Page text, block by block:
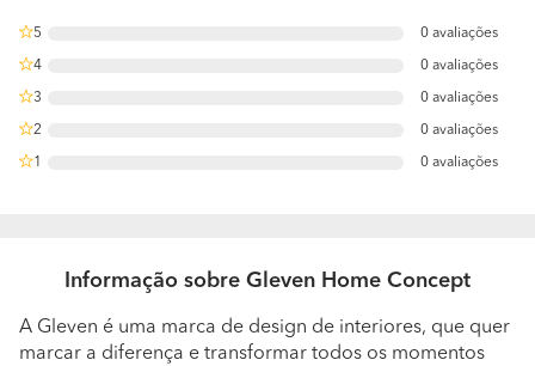
5 0 avaliações
4 0 avaliações
3 0 avaliações
2 0 avaliações
1 0 avaliações
Informação sobre Gleven Home Concept
A Gleven é uma marca de design de interiores, que quer
marcar a diferença e transformar todos os momentos